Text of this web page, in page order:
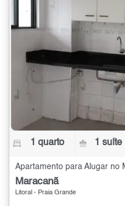
1 quarto 1 suíte
Apartamento para Alugar no
Maracanã
Litoral - Praia Grande